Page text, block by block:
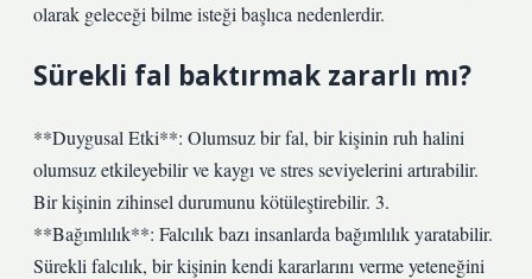
olarak geleceği bilme isteği başlıca nedenlerdir.
Sürekli fal baktırmak zararlı mı?
**Duygusal Etki**: Olumsuz bir fal, bir kişinin ruh halini
olumsuz etkileyebilir ve kaygı ve stres seviyelerini artırabilir.
Bir kişinin zihinsel durumunu kötüleştirebilir. 3.
**Bağımlılık**: Falcılık bazı insanlarda bağımlılık yaratabilir.
Sürekli falcılık, bir kişinin kendi kararlarını verme yeteneğini